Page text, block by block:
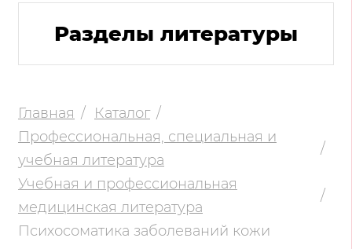
Разделы литературы
Главная
Каталог
Профессиональная, специальная и
учебная литература
Учебная и профессиональная
медицинская литература
Психосоматика заболеваний кожи